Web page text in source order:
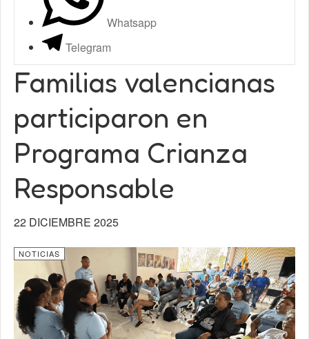
Whatsapp
Telegram
Familias valencianas
participaron en
Programa Crianza
Responsable
22 DICIEMBRE 2025
NOTICIAS